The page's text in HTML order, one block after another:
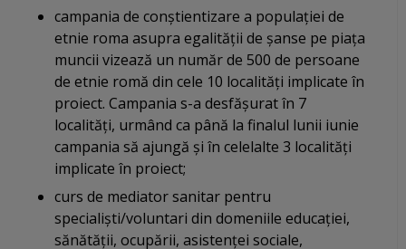
campania de conștientizare a populației de
etnie roma asupra egalității de șanse pe piața
muncii vizează un număr de 500 de persoane
de etnie romă din cele 10 localități implicate în
proiect. Campania s-a desfășurat în 7
localități, urmând ca până la finalul lunii iunie
campania să ajungă și în celelalte 3 localități
implicate în proiect;
curs de mediator sanitar pentru
specialiști/voluntari din domeniile educației,
sănătății, ocupării, asistenței sociale,